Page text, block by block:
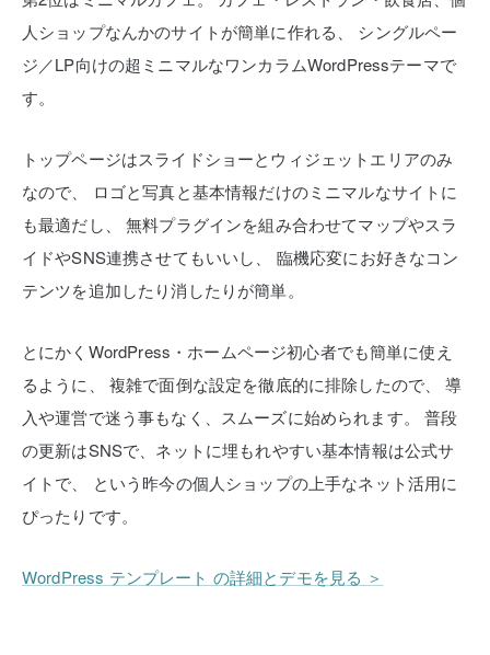
人ショップなんかのサイトが簡単に作れる、
シングルペー
ジ／LP向けの超ミニマルなワンカラムWordPressテーマで
す。
トップページはスライドショーとウィジェットエリアのみ
なので、
ロゴと写真と基本情報だけのミニマルなサイトに
も最適だし、
無料プラグインを組み合わせてマップやスラ
イドやSNS連携させてもいいし、
臨機応変にお好きなコン
テンツを追加したり消したりが簡単。
とにかくWordPress・ホームページ初心者でも簡単に使え
るように、
複雑で面倒な設定を徹底的に排除したので、
導
入や運営で迷う事もなく、スムーズに始められます。
普段
の更新はSNSで、ネットに埋もれやすい基本情報は公式サ
イトで、
という昨今の個人ショップの上手なネット活用に
ぴったりです。
WordPress テンプレート の詳細とデモを見る ＞